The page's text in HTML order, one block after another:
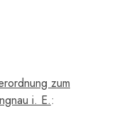
zum
i. E.: